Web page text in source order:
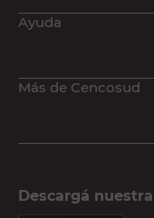
Ayuda
Más de Cencosud
Descargá